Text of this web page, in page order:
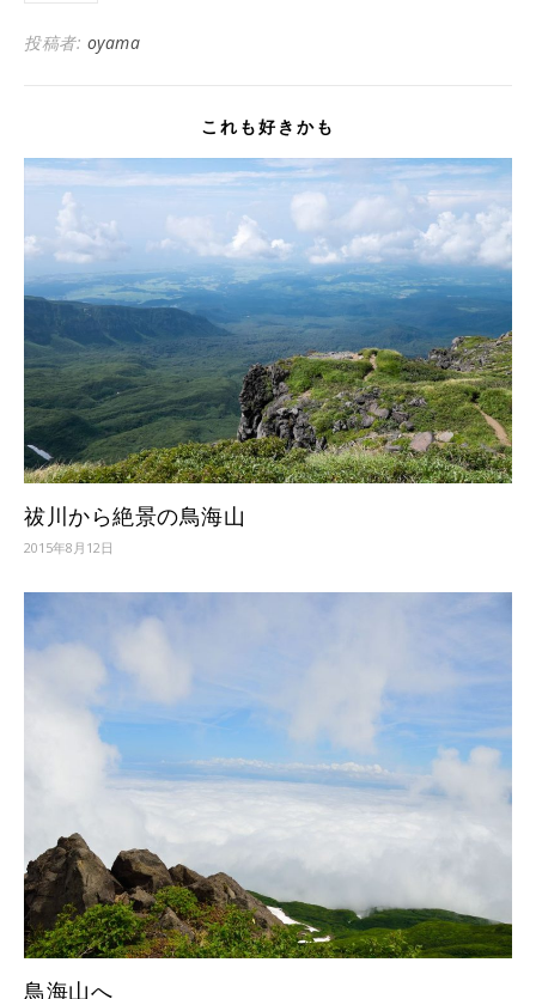
投稿者: oyama
これも好きかも
祓川から絶景の鳥海山
2015年8月12日
鳥海山へ